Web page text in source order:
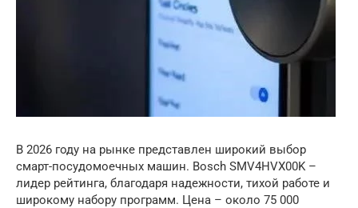
В 2026 году на рынке представлен широкий выбор
смарт-посудомоечных машин. Bosch SMV4HVX00K –
лидер рейтинга, благодаря надежности, тихой работе и
широкому набору программ. Цена – около 75 000